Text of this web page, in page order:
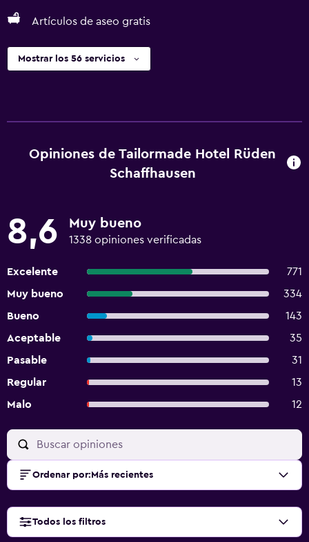
Artículos de aseo gratis
Mostrar los 56 servicios
Opiniones de Tailormade Hotel Rüden
Schaffhausen
8,6 Muy bueno
1338 opiniones verificadas
Excelente
771
Muy bueno
334
Bueno
143
Aceptable
35
Pasable
31
Regular
13
Malo
12
Ordenar por: Más recientes
Todos los filtros